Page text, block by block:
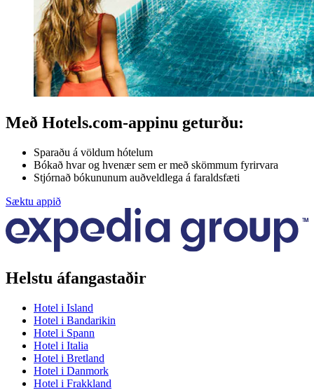
Með Hotels.com-appinu geturðu:
Sparaðu á völdum hótelum
Bókað hvar og hvenær sem er með skömmum fyrirvara
Stjórnað bókununum auðveldlega á faraldsfæti
Sæktu appið
Helstu áfangastaðir
Hotel i Island
Hotel i Bandarikin
Hotel i Spann
Hotel i Italia
Hotel i Bretland
Hotel i Danmork
Hotel i Frakkland